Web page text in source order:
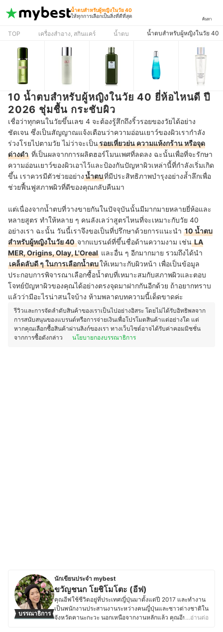
น้ำตบสำหรับผู้หญิงในวัย 40
ให้ทุกการเลือกเป็นสิ่งที่ดีที่สุด
ค้นหา
TOP เครื่องสำอาง, สกินแคร์ น้ำตบ น้ำตบสำหรับผู้หญิงในวัย 40
10 น้ำตบสำหรับผู้หญิงในวัย 40 ยี่ห้อไหนดี ปี
2026 ชุ่มชื้น กระชับผิว
เชื่อว่าทุกคนในวัยขึ้นเลข 4 จะต้องรู้สึกถึงริ้วรอยของวัยได้อย่าง
ชัดเจน ซึ่งเป็นสัญญาณแจ้งเตือนว่าความอ่อนเยาว์ของผิวเรากำลัง
ร่วงโรยไปตามวัย ไม่ว่าจะเป็นรอยเหี่ยวย่น ความแห้งกร้าน หรือจุด
ด่างดำ ที่เป็นผลจากการผลิตฮอร์โมนเพศที่ลดลง ฉะนั้นเพื่อที่จะรักษา
ความอ่อนเยาว์ของผิวเอาไว้และป้องกันปัญหาผิวเหล่านี้ที่กำลังเริ่มเกิด
ขึ้น เราควรมีตัวช่วยอย่างน้ำตบที่มีประสิทธิภาพบำรุงอย่างล้ำลึกเพื่อ
ช่วยฟื้นฟูสภาพผิวที่ดีของคุณกลับคืนมา
แต่เนื่องจากน้ำตบที่วางขายกันในปัจจุบันนั้นมีมากมายหลายยี่ห้อและ
หลายสูตร ทำให้หลาย ๆ คนลังเลว่าสูตรไหนที่จะเหมาะกับวัย 40
อย่างเรา ฉะนั้น วันนี้เราจึงขอเป็นที่ปรึกษาด้วยการแนะนำ 10 น้ำตบ
สำหรับผู้หญิงในวัย 40จากแบรนด์ที่ขึ้นชื่อด้านความงาม เช่นLA
MER, Origins, Olay, L'Oreal และอื่น ๆ อีกมากมาย รวมถึงได้นำ
เคล็ดลับดี ๆ ในการเลือกน้ำตบให้เหมาะกับผิวหน้า เพื่อเป็นข้อมูล
ประกอบการพิจารณาเลือกซื้อน้ำตบที่เหมาะสมกับสภาพผิวและตอบ
โจทย์ปัญหาผิวของคุณได้อย่างตรงจุดมาฝากกันอีกด้วย ถ้าอยากทราบ
แล้วว่ามีอะไรน่าสนใจบ้าง ห้ามพลาดบทความนี้เด็ดขาดค่ะ
รีวิวและการจัดลำดับสินค้าของเราเป็นไปอย่างอิสระ โดยไม่ได้รับอิทธิพลจาก
การสนับสนุนของแบรนด์หรือการจ่ายเงินเพื่อโปรโมตสินค้าแต่อย่างใด แต่
หากคุณเลือกซื้อสินค้าผ่านลิงก์ของเรา ทางเว็บไซต์อาจได้รับค่าคอมมิชชั่น
จากการซื้อดังกล่าว
นโยบายกองบรรณาธิการ
บรรณาธิการ
นักเขียนประจำ mybest
ขวัญชนก โยชิโมโตะ (อีฟ)
คุณอีฟใช้ชีวิตอยู่ที่ประเทศญี่ปุ่นมาตั้งแต่ปี 2017 และทำงาน
เป็นพนักงานประสานงานระหว่างคนญี่ปุ่นและชาวต่างชาติใน
จังหวัดคานะกะวะ นอกเหนือจากงานหลักแล้ว คุณอีฟยัง…อ่านต่อ